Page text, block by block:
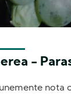
-
nota